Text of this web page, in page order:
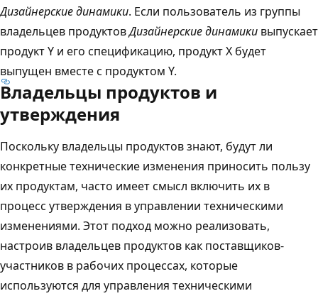
Дизайнерские динамики. Если пользователь из группы
владельцев продуктовДизайнерские динамики выпускает
продукт Y и его спецификацию, продукт X будет
выпущен вместе с продуктом Y.
Владельцы продуктов и
утверждения
Поскольку владельцы продуктов знают, будут ли
конкретные технические изменения приносить пользу
их продуктам, часто имеет смысл включить их в
процесс утверждения в управлении техническими
изменениями. Этот подход можно реализовать,
настроив владельцев продуктов как поставщиков-
участников в рабочих процессах, которые
используются для управления техническими